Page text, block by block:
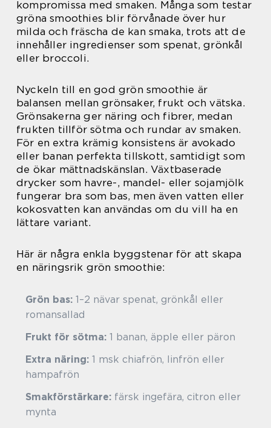
kompromissa med smaken. Många som testar
gröna smoothies blir förvånade över hur
milda och fräscha de kan smaka, trots att de
innehåller ingredienser som spenat, grönkål
eller broccoli.
Nyckeln till en god grön smoothie är
balansen mellan grönsaker, frukt och vätska.
Grönsakerna ger näring och fibrer, medan
frukten tillför sötma och rundar av smaken.
För en extra krämig konsistens är avokado
eller banan perfekta tillskott, samtidigt som
de ökar mättnadskänslan. Växtbaserade
drycker som havre-, mandel- eller sojamjölk
fungerar bra som bas, men även vatten eller
kokosvatten kan användas om du vill ha en
lättare variant.
Här är några enkla byggstenar för att skapa
en näringsrik grön smoothie:
Grön bas: 1–2 nävar spenat, grönkål eller
romansallad
Frukt för sötma: 1 banan, äpple eller päron
Extra näring: 1 msk chiafrön, linfrön eller
hampafrön
Smakförstärkare: färsk ingefära, citron eller
mynta